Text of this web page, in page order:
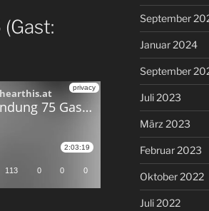
September
Januar 2024
September
Juli 2023
März 2023
Februar 2023
Oktober 2022
Juli 2022